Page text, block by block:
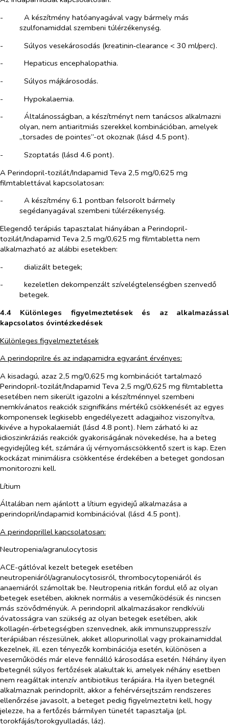
-​
A készítmény hatóanyagával vagy bármely más
szulfonamiddal szembeni túlérzékenység.
-​
Súlyos vesekárosodás (kreatinin‑clearance < 30 ml/perc).
-​
Hepaticus encephalopathia.
-​
Súlyos májkárosodás.
-​
Hypokalaemia.
-​
Általánosságban, a készítményt nem tanácsos alkalmazni
olyan, nem antiaritmiás szerekkel kombinációban, amelyek
„torsades de pointes”-ot okoznak (lásd 4.5 pont).
-​
Szoptatás (lásd 4.6 pont).
A Perindopril-tozilát/Indapamid Teva 2,5 mg/0,625 mg
filmtablettával kapcsolatosan:
-​
A készítmény 6.1 pontban felsorolt bármely
segédanyagával szembeni túlérzékenység.
Elegendő terápiás tapasztalat hiányában a Perindopril-
tozilát/Indapamid Teva 2,5 mg/0,625 mg filmtabletta nem
alkalmazható az alábbi esetekben:
-​
dializált betegek;
-​
kezeletlen dekompenzált szívelégtelenségben szenvedő
betegek.
4.4 Különleges figyelmeztetések és az alkalmazással
kapcsolatos óvintézkedések
Különleges figyelmeztetések
A perindoprilre és az indapamidra egyaránt érvényes:
A kisadagú, azaz 2,5 mg/0,625 mg kombinációt tartalmazó
Perindopril-tozilát/Indapamid Teva 2,5 mg/0,625 mg filmtabletta
esetében nem sikerült igazolni a készítménnyel szembeni
nemkívánatos reakciók szignifikáns mértékű csökkenését az egyes
komponensek legkisebb engedélyezett adagjaihoz viszonyítva,
kivéve a hypokalaemiát (lásd 4.8 pont). Nem zárható ki az
idioszinkráziás reakciók gyakoriságának növekedése, ha a beteg
egyidejűleg két, számára új vérnyomáscsökkentő szert is kap. Ezen
kockázat minimálisra csökkentése érdekében a beteget gondosan
monitorozni kell.
Lítium
Általában nem ajánlott a lítium egyidejű alkalmazása a
perindopril/indapamid kombinációval (lásd 4.5 pont).
A perindoprillel kapcsolatosan:
Neutropenia/agranulocytosis
ACE-gátlóval kezelt betegek esetében
neutropeniáról/agranulocytosisról, thrombocytopeniáról és
anaemiáról számoltak be. Neutropenia ritkán fordul elő az olyan
betegek esetében, akiknek normális a veseműködésük és nincsen
más szövődményük. A perindopril alkalmazásakor rendkívüli
óvatosságra van szükség az olyan betegek esetében, akik
kollagén-érbetegségben szenvednek, akik immunszuppresszív
terápiában részesülnek, akiket allopurinollal vagy prokainamiddal
kezelnek, ill. ezen tényezők kombinációja esetén, különösen a
veseműködés már eleve fennálló károsodása esetén. Néhány ilyen
betegnél súlyos fertőzések alakultak ki, amelyek néhány esetben
nem reagáltak intenzív antibiotikus terápiára. Ha ilyen betegnél
alkalmaznak perindoprilt, akkor a fehérvérsejtszám rendszeres
ellenőrzése javasolt, a beteget pedig figyelmeztetni kell, hogy
jelezze, ha a fertőzés bármilyen tünetét tapasztalja (pl.
torokfájás/torokgyulladás, láz).